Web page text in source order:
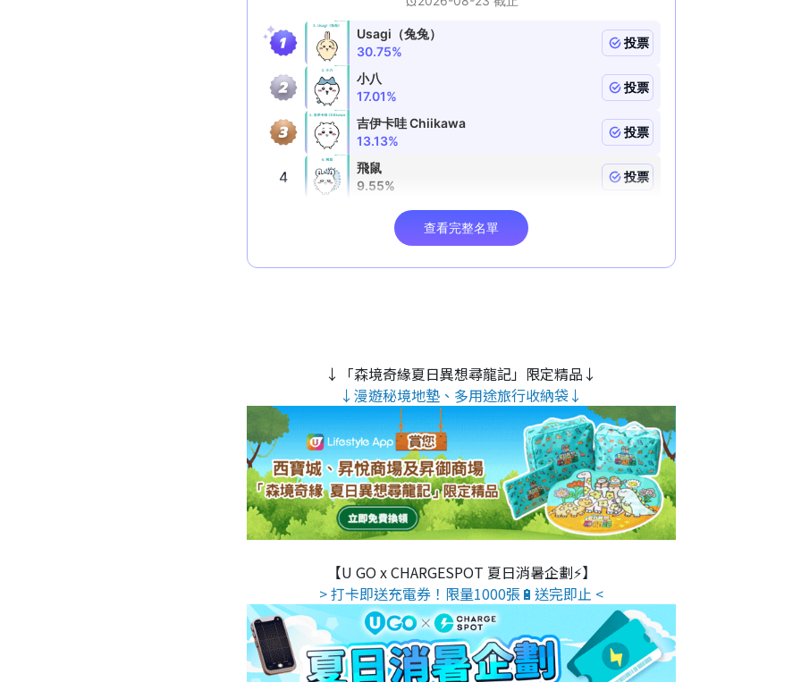
↓「森境奇緣夏日異想尋龍記」限定精品↓
↓漫遊秘境地墊、多用途旅行收納袋↓
【U GO x CHARGESPOT 夏日消暑企劃⚡】
> 打卡即送充電券！限量1000張🔋送完即止 <